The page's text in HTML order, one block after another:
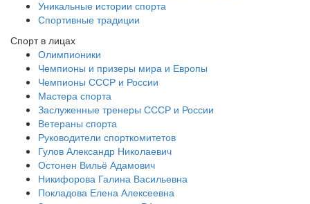
Уникальные истории спорта
Спортивные традиции
Спорт в лицах
Олимпионики
Чемпионы и призеры мира и Европы
Чемпионы СССР и России
Мастера спорта
Заслуженные тренеры СССР и России
Ветераны спорта
Руководители спорткомитетов
Гулов Александр Николаевич
Остонен Вильё Адамович
Никифорова Галина Васильевна
Покладова Елена Алексеевна